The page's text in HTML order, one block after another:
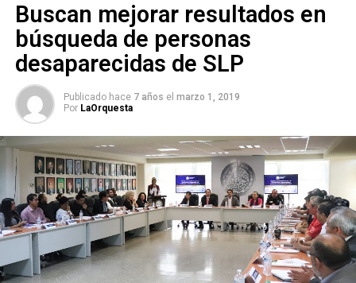
Buscan mejorar resultados en
búsqueda de personas
desaparecidas de SLP
Publicado hace 7 años el marzo 1, 2019
Por LaOrquesta